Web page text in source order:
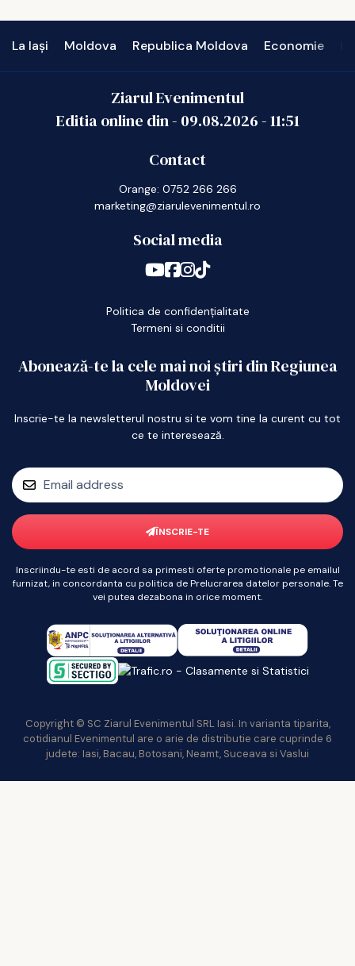
La Iași Moldova Republica Moldova Economie
Ziarul Evenimentul
Editia online din - 09.08.2026-11:51
Contact
Orange: 0752 266 266
marketing@ziarulevenimentul.ro
Social media
Politica de confidențialitate
Termeni si conditii
Abonează-te la cele mai noi știri din Regiunea
Moldovei
Inscrie-te la newsletterul nostru si te vom tine la curent cu tot
ce te interesează.
ÎNSCRIE-TE
Inscriindu-te esti de acord sa primesti oferte promotionale pe emailul
furnizat, in concordanta cu politica de Prelucrarea datelor personale. Te
vei putea dezabona in orice moment.
Copyright © SC Ziarul Evenimentul SRL Iasi. In varianta tiparita,
cotidianul Evenimentul are o arie de distributie care cuprinde 6
judete: Iasi, Bacau, Botosani, Neamt, Suceava si Vaslui